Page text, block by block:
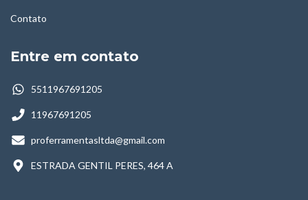
Contato
Entre em contato
5511967691205
11967691205
proferramentasltda@gmail.com
ESTRADA GENTIL PERES, 464 A